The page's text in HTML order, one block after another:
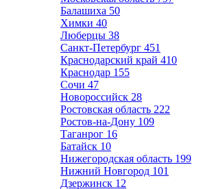
Балашиха 50
Химки 40
Люберцы 38
Санкт-Петербург 451
Краснодарский край 410
Краснодар 155
Сочи 47
Новороссийск 28
Ростовская область 222
Ростов-на-Дону 109
Таганрог 16
Батайск 10
Нижегородская область 199
Нижний Новгород 101
Дзержинск 12